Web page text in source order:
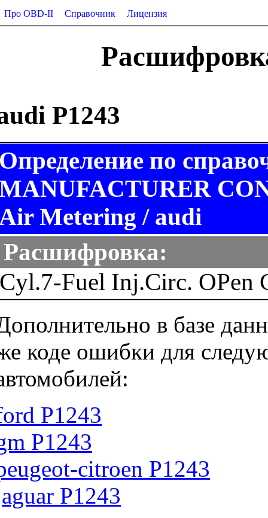
Про OBD-II Справочник Лицензия
P1243
по
Metering / audi
Расшифровка:
Cyl.7-Fuel Inj.Circ. OPen
в базе
коде ошибки для
P1243
P1243
citroen P1243
P1243